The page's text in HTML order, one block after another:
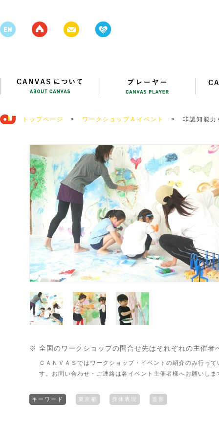
トップページ > ワークショップ＆イベント > 非認知能
※ 全国のワークショップの問合せ先はそれぞれの主催者
ＣＡＮＶＡＳではワークショップ・イベントの紹介のみ行って
す。お問い合わせ・ご連絡は各イベント主催者様へお願いしま
キーワード 東京都 身体表現 造形